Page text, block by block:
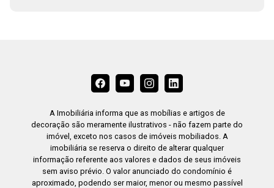
A Imobiliária informa que as mobílias e artigos de
decoração são meramente ilustrativos - não fazem parte do
imóvel, exceto nos casos de imóveis mobiliados. A
imobiliária se reserva o direito de alterar qualquer
informação referente aos valores e dados de seus imóveis
sem aviso prévio. O valor anunciado do condomínio é
aproximado, podendo ser maior, menor ou mesmo passível